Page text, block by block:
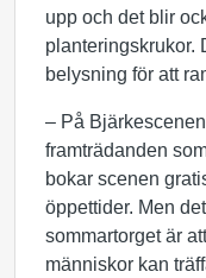
upp och det blir
planteringskrukor.
belysning för att
– På
framträdanden
bokar scenen
öppettider. Men
sommartorget är
människor kan